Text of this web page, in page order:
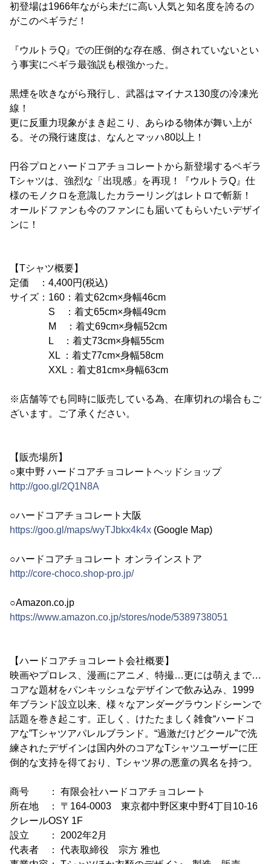
初登場は1966年ながら未だに高い人気と知名度を誇るの
がこのペギラだ！
『ウルトラQ』での圧倒的な存在感、倒されていないとい
う事実にペギラ最強説も根強かった。
黒煙を吹きながら飛行し、武器はマイナス130度の冷凍光
線！
更に反重力現象がまき起こり、あらゆる物体が舞い上が
る。その飛行速度は、なんとマッハ80以上！
円谷プロとハードコアチョコレートから新登場するペギラ
Tシャツは、強烈な「出現感」を再現！『ウルトラQ』仕
様のモノクロを意識したカラーリングはレトロで斬新！
オールドファンも今のファンにも届いてもらいたいデザイ
ンに！
【Tシャツ概要】
定価 ：4,400円(税込)
サイズ：160：着丈62cm×身幅46cm
S ：着丈65cm×身幅49cm
M ：着丈69cm×身幅52cm
L ：着丈73cm×身幅55cm
XL ：着丈77cm×身幅58cm
XXL：着丈81cm×身幅63cm
※店舗等でも同時に販売している為、在庫切れの場合もご
ざいます。ご了承ください。
【販売場所】
○東中野 ハードコアチョコレートヘッドショップ
http://goo.gl/2Q1N8A
○ハードコアチョコレート大阪
https://goo.gl/maps/wyTJbkx4k4x (Google Map)
○ハードコアチョコレート オンラインストア
http://core-choco.shop-pro.jp/
○Amazon.co.jp
https://www.amazon.co.jp/stores/node/5389738051
【ハードコアチョコレート会社概要】
映画やプロレス、漫画にアニメ、特撮…更には萌えまで…
コアな題材をパンキッシュなデザインで飲み込み、1999
年ブランド設立以来、様々なアンダーグラウンドシーンで
話題を巻き起こす。正しく、けたたましく雑食“ハードコ
アな”Tシャツアパレルブランド。“過激だけどクール”で洗
練されたデザインは国内外のコアなTシャツユーザーに圧
倒的な支持を得ており、Tシャツ界の悪童の異名を持つ。
商号 ： 有限会社ハードコアチョコレート
所在地 ： 〒164-0003 東京都中野区東中野4丁目10-16
クレールOSY 1F
設立 ： 2002年2月
代表者 ： 代表取締役 宗方 雅也